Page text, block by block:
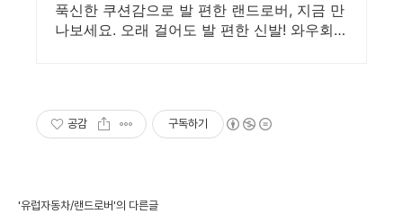
푹신한 쿠션감으로 발 편한 랜드로버, 지금 만
나보세요. 오래 걸어도 발 편한 신발! 와우회원
공감 구독하기
'유럽자동차/랜드로버'의 다른글